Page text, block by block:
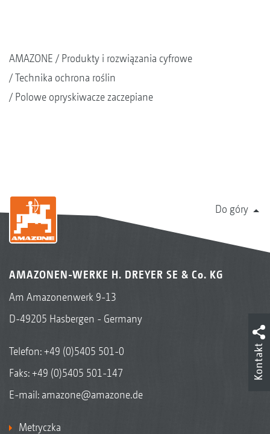
AMAZONE
Produkty i rozwiązania cyfrowe
Technika ochrona roślin
Polowe opryskiwacze zaczepiane
Do góry
AMAZONEN-WERKE H. DREYER SE & Co. KG
Am Amazonenwerk 9-13
D-49205 Hasbergen - Germany
Telefon:+49 (0)5405 501-0
Faks: +49 (0)5405 501-147
E-mail: amazone@amazone.de
Metryczka
Kontakt